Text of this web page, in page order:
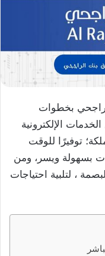
بخطوات
الإلكترونية
توفيرًا للوقت
بسهولة ويسر، ومن
، لتلبية احتياجات